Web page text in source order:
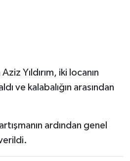
Yıldırım, iki locanın
ve kalabalığın arasından
ardından genel